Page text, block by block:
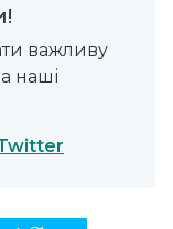
важливу
наші